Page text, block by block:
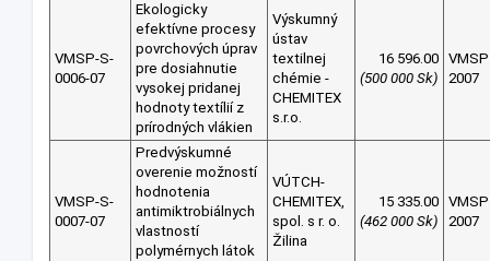
VMSP-S-
0006-07
Ekologicky
efektívne procesy
povrchových úprav
pre dosiahnutie
vysokej pridanej
hodnoty textílií z
prírodných vlákien
Výskumný
ústav
textilnej
chémie -
CHEMITEX
s.r.o.
16 596.00
(500 000 Sk)
VMSP
2007
VMSP-S-
0007-07
Predvýskumné
overenie možností
hodnotenia
antimiktrobiálnych
vlastností
polymérnych látok
VÚTCH-
CHEMITEX,
spol. s r. o.
Žilina
15 335.00
(462 000 Sk)
VMSP
2007